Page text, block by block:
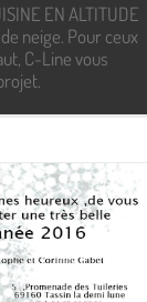
EN ALTITUDE
neige. Pour ceux
C-Line vous